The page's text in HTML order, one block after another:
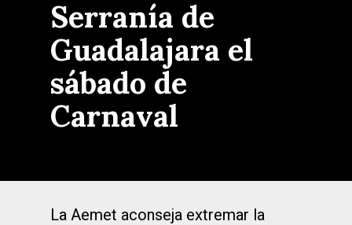
Serranía de
Guadalajara el
sábado de
Carnaval
La Aemet aconseja extremar la